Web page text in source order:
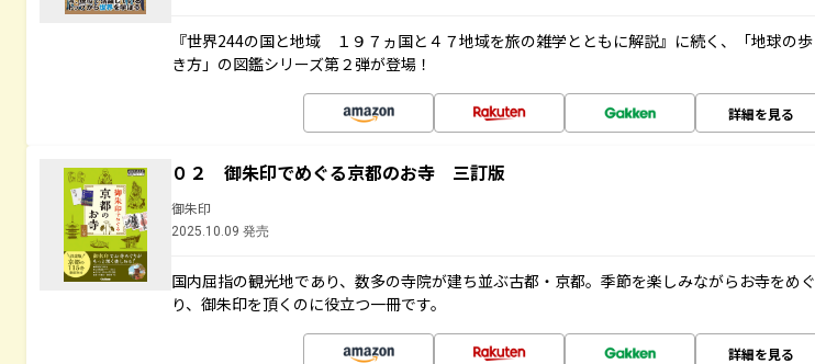
『世界244の国と地域 １９７ヵ国と４７地域を旅の雑学とともに解説』に続く、「地球の歩
き方」の図鑑シリーズ第２弾が登場！
詳細を見る
０２ 御朱印でめぐる京都のお寺 三訂版
御朱印
2025.10.09 発売
国内屈指の観光地であり、数多の寺院が建ち並ぶ古都・京都。季節を楽しみながらお寺をめぐ
り、御朱印を頂くのに役立つ一冊です。
詳細を見る